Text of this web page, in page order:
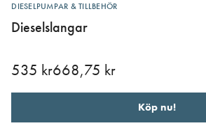
DIESELPUMPAR & TILLBEHÖR
Dieselslangar
535 kr668,75 kr
Köp nu!